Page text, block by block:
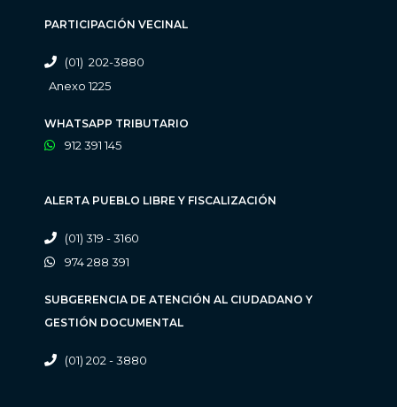
PARTICIPACIÓN VECINAL
(01) 202-3880
Anexo 1225
WHATSAPP TRIBUTARIO
912 391 145
ALERTA PUEBLO LIBRE Y FISCALIZACIÓN
(01) 319 - 3160
974 288 391
SUBGERENCIA DE ATENCIÓN AL CIUDADANO Y
GESTIÓN DOCUMENTAL
(01) 202 - 3880